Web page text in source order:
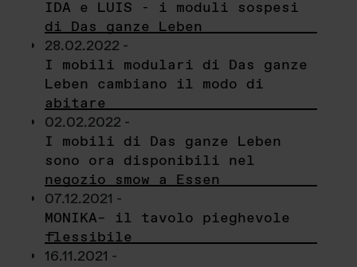
IDA e LUIS - i moduli sospesi
di Das ganze Leben
28.02.2022 -
I mobili modulari di Das ganze
Leben cambiano il modo di
abitare
02.02.2022 -
I mobili di Das ganze Leben
sono ora disponibili nel
negozio smow a Essen
07.12.2021 -
MONIKA– il tavolo pieghevole
flessibile
16.11.2021 -